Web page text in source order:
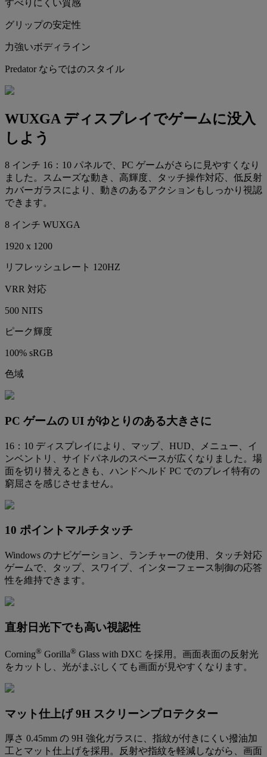
すべりにくい質感
グリップの安定性
力強いボディライン
Predator ならではのスタイル
WUXGA ディスプレイでゲームに没入
しよう
8 インチ 16：10 パネルで、PC ゲームがさらに見やすくなり
ました。スムーズな動き、高輝度、タッチ操作対応、低反射
カバーガラスにより、動きのあるアクションもしっかり視認
できます。
8 インチ WUXGA
1920 x 1200
リフレッシュレート 120HZ
VRR 対応
500 NITS
ピーク輝度
100% sRGB
色域
PC ゲームの UI がゆとりのある大きさに
16：10 ディスプレイにより、マップ、HUD、メニュー、イ
ンベントリ、サイドパネルのスペースが広くなりました。場
面を切り替えるときも、ハンドヘルド PC でのプレイ特有の
窮屈さを感じさせません。
10 ポイントマルチタッチ
Windows のナビゲーション、ランチャーの使用、タッチ対応
ゲームで、タップ、スワイプ、インターフェース制御の応答
性を維持できます。
直射日光下でも高い視認性
Corning® Gorilla® Glass with DXC を採用。画面表面の反射光
をカットし、光がまぶしくても画面が見やすくなります。
マット仕上げ 9H スクリーンプロテクター
厚さ 0.45mm の 9H 強化ガラスに、指紋が付きにくい撥油加
工とマット仕上げを採用。反射や指紋を軽減しながら、画面